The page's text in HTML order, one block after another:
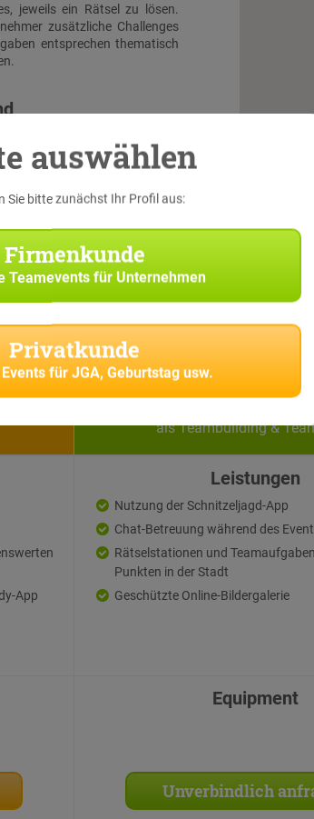
jeweils ein Rätsel zu lösen.
zusätzliche Challenges
entsprechen thematisch
aufeinander. Beim großen
einmal alles geben, um durch
der aufeinander
Schatz zu bergen...
Dieses
als Teambuilding &
App
Leistungen
Nutzung der Schnitzeljagd-App
Chat-Betreuung während des
Rätselstationen und
Punkten in der Stadt
Geschützte Online-Bildergalerie
Equipment
Unverbindlich
auswählen
Sie bitte zunächst Ihr Profil aus:
Firmenkunde
Teamevents für Unternehmen
Privatkunde
Events für JGA, Geburtstag usw.